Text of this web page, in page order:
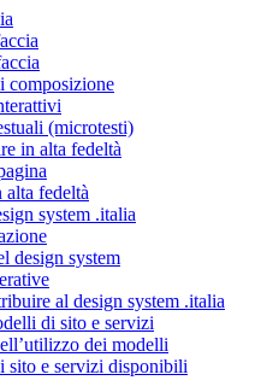
composizione
(microtesti)
in alta fedeltà
fedeltà
system .italia
design system
al design system .italia
di sito e servizi
dei modelli
sito e servizi disponibili